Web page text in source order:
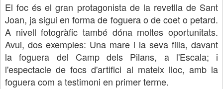
El foc és el gran protagonista de la revetlla de Sant
Joan, ja sigui en forma de foguera o de coet o petard.
A nivell fotogràfic també dóna moltes oportunitats.
Avui, dos exemples: Una mare i la seva filla, davant
la foguera del Camp dels Pilans, a l'Escala; i
l'espectacle de focs d'artifici al mateix lloc, amb la
foguera com a testimoni en primer terme.